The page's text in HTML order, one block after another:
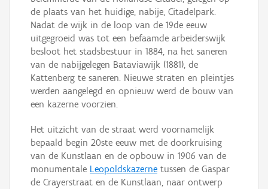
de plaats van het huidige, nabije, Citadelpark.
Nadat de wijk in de loop van de 19de eeuw
uitgegroeid was tot een befaamde arbeiderswijk
besloot het stadsbestuur in 1884, na het saneren
van de nabijgelegen Bataviawijk (1881), de
Kattenberg te saneren. Nieuwe straten en pleintjes
werden aangelegd en opnieuw werd de bouw van
een kazerne voorzien.
Het uitzicht van de straat werd voornamelijk
bepaald begin 20ste eeuw met de doorkruising
van de Kunstlaan en de opbouw in 1906 van de
monumentale Leopoldskazerne tussen de Gaspar
de Crayerstraat en de Kunstlaan, naar ontwerp